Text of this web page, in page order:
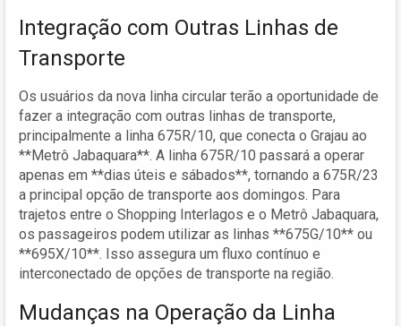
Integração com Outras Linhas de
Transporte
Os usuários da nova linha circular terão a oportunidade de
fazer a integração com outras linhas de transporte,
principalmente a linha 675R/10, que conecta o Grajau ao
**Metrô Jabaquara**. A linha 675R/10 passará a operar
apenas em **dias úteis e sábados**, tornando a 675R/23
a principal opção de transporte aos domingos. Para
trajetos entre o Shopping Interlagos e o Metrô Jabaquara,
os passageiros podem utilizar as linhas **675G/10** ou
**695X/10**. Isso assegura um fluxo contínuo e
interconectado de opções de transporte na região.
Mudanças na Operação da Linha